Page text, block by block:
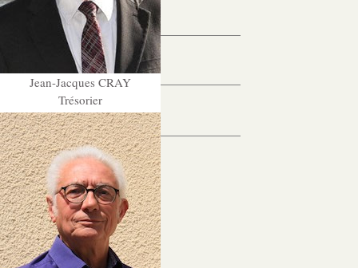
Actualités
Nos actualités
Contact
Nous soutenir
Jean-Jacques CRAY
Trésorier